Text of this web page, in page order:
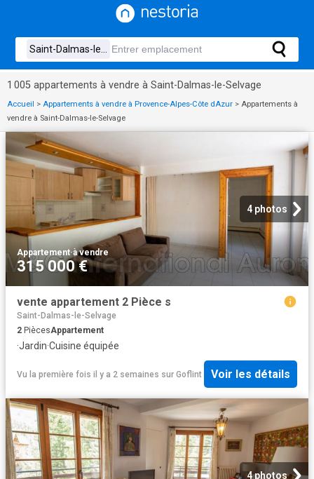
1 005 appartements à vendre à Saint-Dalmas-le-Selvage
Accueil > Appartements à vendre à Provence-Alpes-Côte dAzur > Appartements à
vendre à Saint-Dalmas-le-Selvage
4 photos
Appartement·à vendre
315 000 €
vente appartement 2 Pièce s
Saint-Dalmas-le-Selvage
2 PiècesAppartement
·Jardin·Cuisine équipée
Vu la première fois il y a 2 semaines sur Goflint Voir les détails
4 photos